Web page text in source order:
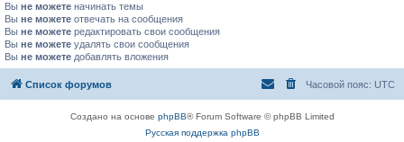
Вы не можете начинать темы
Вы не можете отвечать на сообщения
Вы не можете редактировать свои сообщения
Вы не можете удалять свои сообщения
Вы не можете добавлять вложения
Список форумов Часовой пояс: UTC
Создано на основе phpBB® Forum Software © phpBB Limited
Русская поддержка phpBB